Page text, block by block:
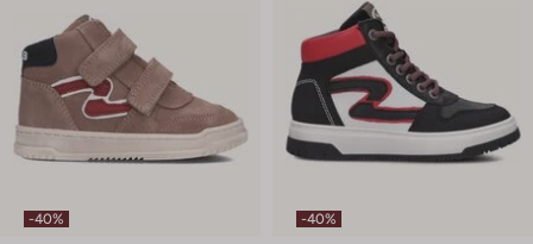
-40% -40%